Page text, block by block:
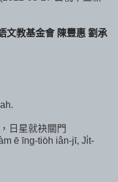
文教基金會 陳豐惠 劉承
日星就袂關門
ē īng-tio̍h iân-jī, Ji̍t-